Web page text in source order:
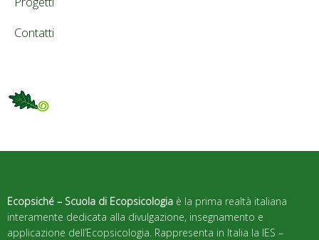
Contatti
Ecopsiché – Scuola di Ecopsicologia è la prima realtà italiana
interamente dedicata alla divulgazione, insegnamento e
applicazione dell’Ecopsicologia. Rappresenta in Italia la IES –